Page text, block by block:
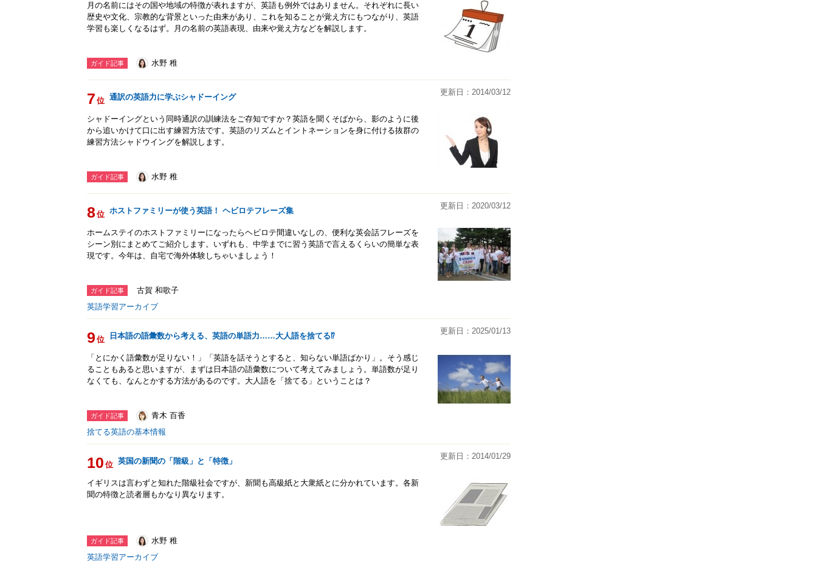
月の名前にはその国や地域の特徴が表れますが、英語も例外ではありません。それぞれに長い
歴史や文化、宗教的な背景といった由来があり、これを知ることが覚え方にもつながり、英語
学習も楽しくなるはず。月の名前の英語表現、由来や覚え方などを解説します。
ガイド記事 水野 稚
7 位 通訳の英語力に学ぶシャドーイング
更新日：2014/03/12
シャドーイングという同時通訳の訓練法をご存知ですか？英語を聞くそばから、影のように後
から追いかけて口に出す練習方法です。英語のリズムとイントネーションを身に付ける抜群の
練習方法シャドウイングを解説します。
ガイド記事 水野 稚
8位 ホストファミリーが使う英語！ ヘビロテフレーズ集
更新日：2020/03/12
ホームステイのホストファミリーになったらヘビロテ間違いなしの、便利な英会話フレーズを
シーン別にまとめてご紹介します。いずれも、中学までに習う英語で言えるくらいの簡単な表
現です。今年は、自宅で海外体験しちゃいましょう！
ガイド記事
古賀 和歌子
英語学習アーカイブ
9 位 日本語の語彙数から考える、英語の単語力……大人語を捨てる⁉
更新日：2025/01/13
「とにかく語彙数が足りない！」「英語を話そうとすると、知らない単語ばかり」。そう感じ
ることもあると思いますが、まずは日本語の語彙数について考えてみましょう。単語数が足り
なくても、なんとかする方法があるのです。大人語を「捨てる」ということは？
ガイド記事
青木 百香
捨てる英語の基本情報
10 位 英国の新聞の「階級」と「特徴」
更新日：2014/01/29
イギリスは言わずと知れた階級社会ですが、新聞も高級紙と大衆紙とに分かれています。各新
聞の特徴と読者層もかなり異なります。
ガイド記事
水野 稚
英語学習アーカイブ